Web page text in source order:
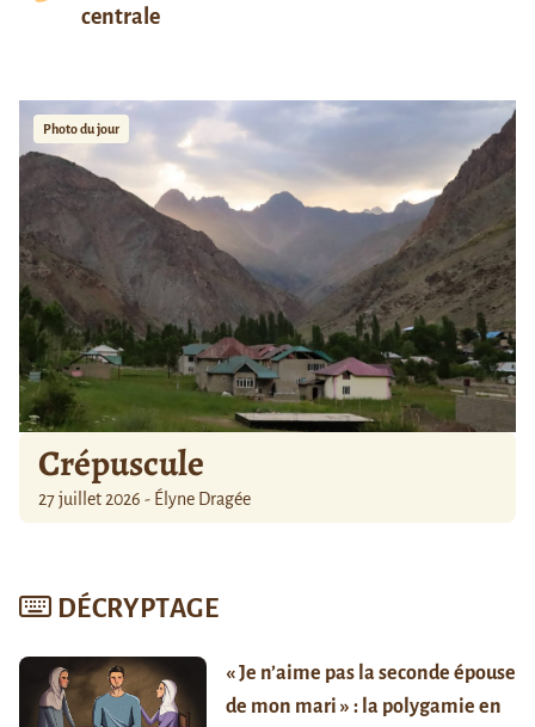
centrale
Photo du jour
Crépuscule
27 juillet 2026 - Élyne Dragée
DÉCRYPTAGE
« Je n’aime pas la seconde épouse
de mon mari » : la polygamie en